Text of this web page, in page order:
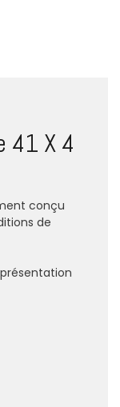
41 X 4
conçu
de